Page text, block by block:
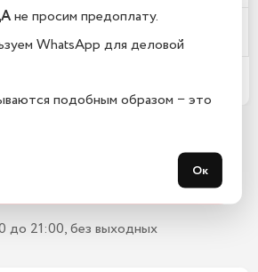
до 21:00, без выходных
не просим предоплату.
WhatsApp для деловой
подобным образом − это
Ок